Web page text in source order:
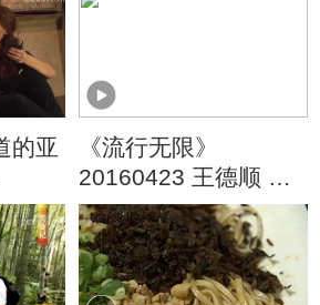
的亚
《流行无限》
20160423 王德顺 重
返20岁